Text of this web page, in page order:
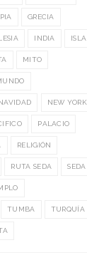
GRECIA
INDIA ISLA
MITO
NEW YORK
PALACIO
RELIGIÓN
RUTA SEDA SEDA
TUMBA TURQUÍA